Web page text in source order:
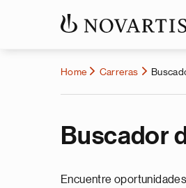
Home Carreras
Buscador
Encuentre